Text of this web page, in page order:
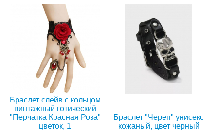
Браслет слейв с кольцом
винтажный готический
"Перчатка Красная Роза"
цветок, 1
Браслет "Череп" унисекс
кожаный, цвет черный